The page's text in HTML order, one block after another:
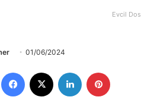
Evcil
01/06/2024